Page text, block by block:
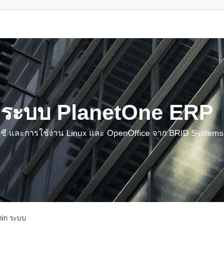
ะบบ PlanetOne ERP
และการใช้งาน Linux และ OpenOffice จาก BRID Systems
ระบบ